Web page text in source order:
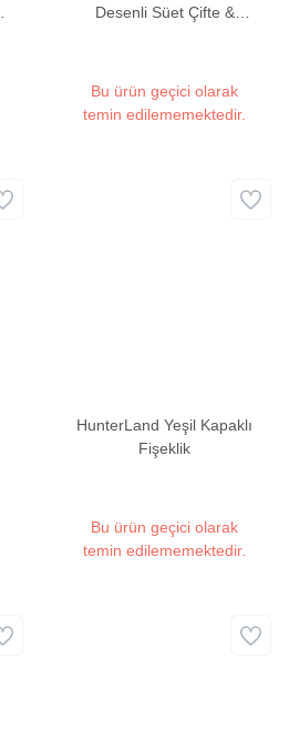
Desenli Süet Çifte &
Bu ürün geçici olarak
temin edilememektedir.
HunterLand Yeşil Kapaklı
Fişeklik
Bu ürün geçici olarak
temin edilememektedir.